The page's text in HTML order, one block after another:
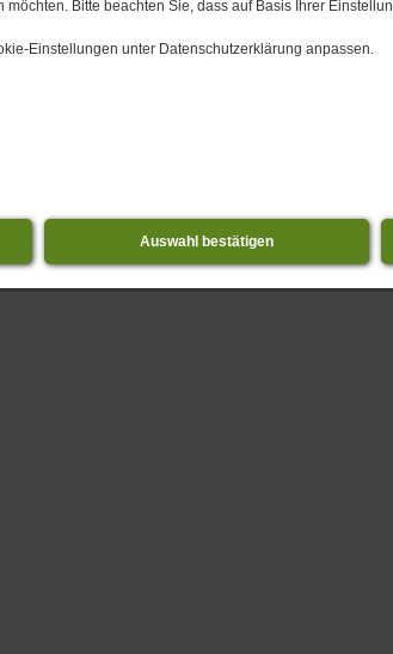
Bitte beachten Sie, dass auf Basis Ihrer
Einstellungen unter Datenschutzerklärung anpassen.
Auswahl bestätigen
bis 31.​08.​2026 Niederdorla -